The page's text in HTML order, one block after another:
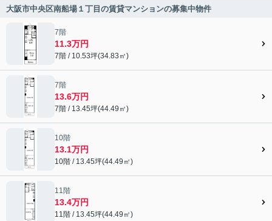
大阪市中央区南船場１丁目の賃貸マンションの募集中物件
7階
11.3万円
7階 / 10.53坪(34.83㎡)
7階
13.6万円
7階 / 13.45坪(44.49㎡)
10階
13.1万円
10階 / 13.45坪(44.49㎡)
11階
13.4万円
11階 / 13.45坪(44.49㎡)